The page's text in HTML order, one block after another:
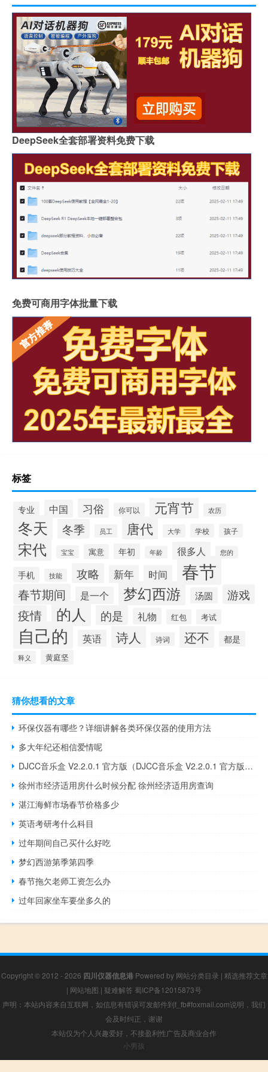
DeepSeek全套部署资料免费下载
免费可商用字体批量下载
标签
专业 中国 习俗 你可以 元宵节 农历
冬天 冬季 员工 唐代 大学 学校 孩子
宋代 宝宝 寓意 年初 年龄 很多人 您的
手机 技能 攻略 新年 时间 春节
春节期间 是一个 梦幻西游 汤圆 游戏
疫情 的人 的是 礼物 红包 考试
自己的 英语 诗人 诗词 还不 都是
释义 黄庭坚
猜你想看的文章
环保仪器有哪些？详细讲解各类环保仪器的使用方法
多大年纪还相信爱情呢
DJCC音乐盒 V2.2.0.1 官方版（DJCC音乐盒 V2.2.0.1 官方版功能简介）
徐州市经济适用房什么时候分配 徐州经济适用房查询
湛江海鲜市场春节价格多少
英语考研考什么科目
过年期间自己买什么好吃
梦幻西游第季第四季
春节拖欠老师工资怎么办
过年回家坐车要坐多久的
Copyright © 2012 - 2026 四川仪器信息港Powered by 网站分类目录 | 精选推荐文章
| 网站地图 | 疑难解答 蜀ICP备12015873号
声明：本站内容来自互联网，如信息有错误可发邮件到f_fb#foxmail.com说明，我们
会及时纠正，谢谢
本站仅为个人兴趣爱好，不接盈利性广告及商业合作
小男孩